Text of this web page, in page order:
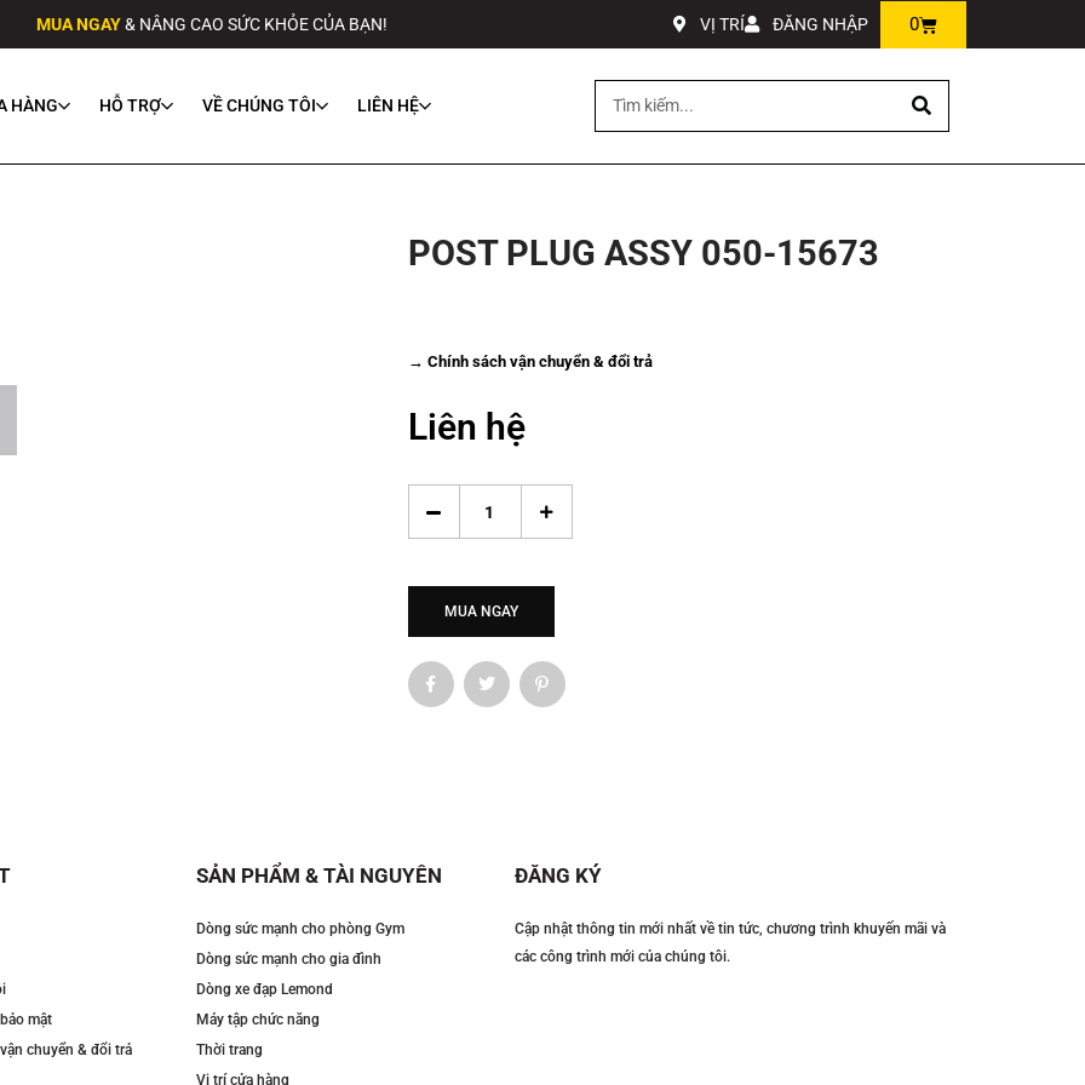
MUA NGAY& NÂNG CAO SỨC KHỎE CỦA BẠN! VỊ TRÍ ĐĂNG NHẬP 0
HÀNG HỖ TRỢ VỀ CHÚNG TÔI LIÊN HỆ
POST PLUG ASSY 050-15673
→ Chính sách vận chuyển & đổi trả
Liên hệ
MUA NGAY
mật
chuyển & đổi trả
SẢN PHẨM & TÀI NGUYÊN
Dòng sức mạnh cho phòng Gym
Dòng sức mạnh cho gia đình
Dòng xe đạp Lemond
Máy tập chức năng
Thời trang
Vị trí cửa hàng
ĐĂNG KÝ
Cập nhật thông tin mới nhất về tin tức, chương trình khuyến mãi và
các công trình mới của chúng tôi.